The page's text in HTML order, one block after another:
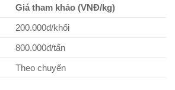
Giá tham khảo (VNĐ/kg)
200.000đ/khối
800.000đ/tấn
Theo chuyến